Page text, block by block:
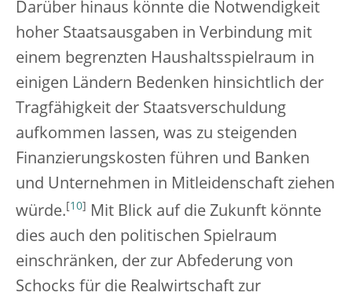
Darüber hinaus könnte die Notwendigkeit
hoher Staatsausgaben in Verbindung mit
einem begrenzten Haushaltsspielraum in
einigen Ländern Bedenken hinsichtlich der
Tragfähigkeit der Staatsverschuldung
aufkommen lassen, was zu steigenden
Finanzierungskosten führen und Banken
und Unternehmen in Mitleidenschaft ziehen
würde. 10
Mit Blick auf die Zukunft könnte
dies auch den politischen Spielraum
einschränken, der zur Abfederung von
Schocks für die Realwirtschaft zur